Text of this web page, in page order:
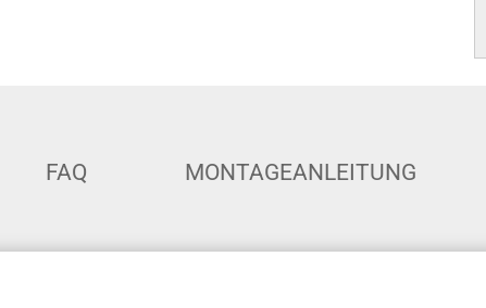
FAQ MONTAGEANLEITUNG